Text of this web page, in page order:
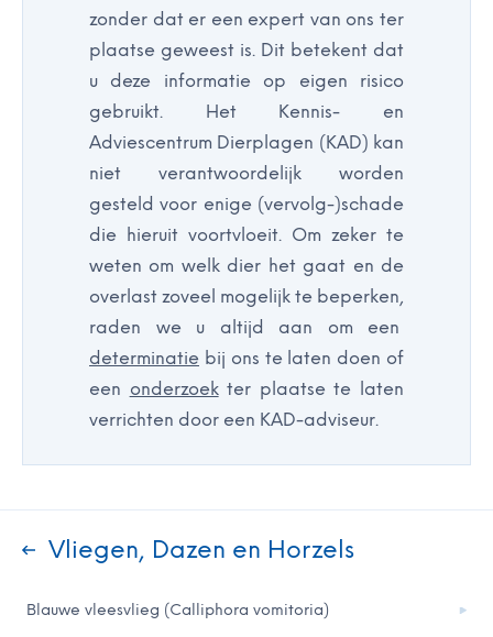
Vliegen, Dazen en Horzels
Blauwe vleesvlieg (Calliphora vomitoria)
zonder dat er een expert van ons ter
plaatse geweest is. Dit betekent dat
u deze informatie op eigen risico
gebruikt. Het Kennis- en
Adviescentrum Dierplagen (KAD) kan
niet verantwoordelijk worden
gesteld voor enige (vervolg-)schade
die hieruit voortvloeit. Om zeker te
weten om welk dier het gaat en de
overlast zoveel mogelijk te beperken,
raden we u altijd aan om een
determinatie bij ons te laten doen of
een onderzoekter plaatse te laten
verrichten door een KAD-adviseur.